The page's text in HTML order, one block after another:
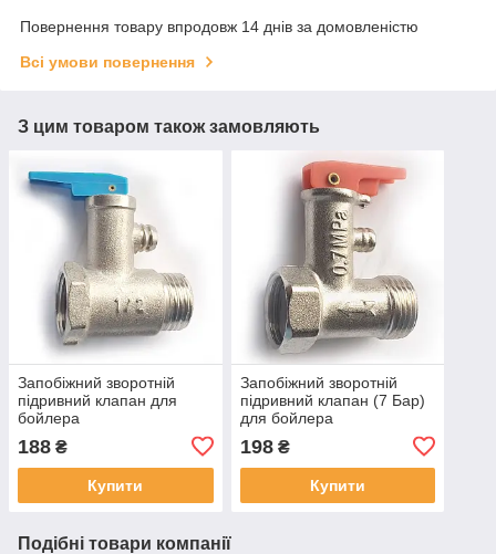
Повернення товару впродовж 14 днів за домовленістю
Всі умови повернення
З цим товаром також замовляють
Запобіжний зворотній
підривний клапан для
бойлера
188 ₴
Купити
Запобіжний зворотній
підривний клапан (7 Бар)
для бойлера
198₴
Купити
Подібні товари компанії